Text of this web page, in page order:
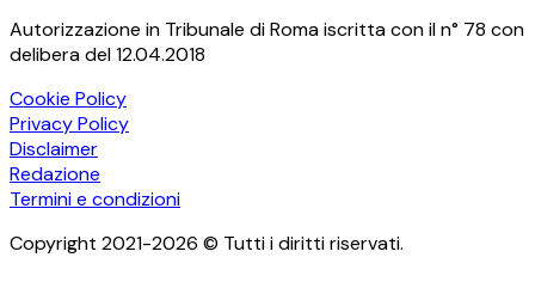
Autorizzazione in Tribunale di Roma iscritta con il n° 78 con
delibera del 12.04.2018
Cookie Policy
Privacy Policy
Disclaimer
Redazione
Termini e condizioni
Copyright 2021-2026 © Tutti i diritti riservati.